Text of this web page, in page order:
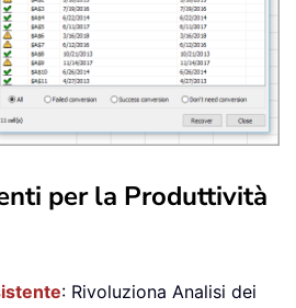
per la Produttività
: Rivoluziona Analisi dei